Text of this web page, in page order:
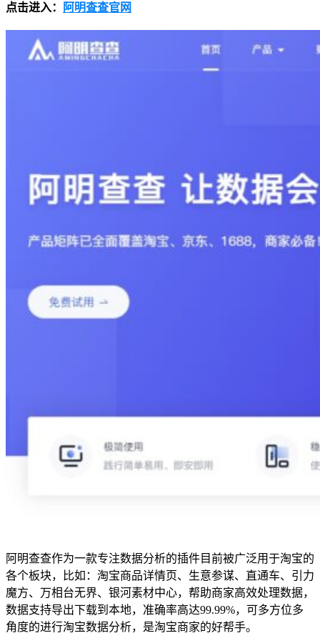
点击进入： 阿明查查官网
阿明查查作为一款专注数据分析的插件目前被广泛用于淘宝的
各个板块，比如：淘宝商品详情页、生意参谋、直通车、引力
魔方、万相台无界、银河素材中心，帮助商家高效处理数据，
数据支持导出下载到本地，准确率高达99.99%，可多方位多
角度的进行淘宝数据分析，是淘宝商家的好帮手。